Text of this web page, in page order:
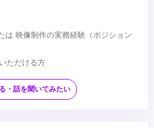
は 映像制作の実務経験（ポジション
ただける方
験（業界不問）
・話を聞いてみたい